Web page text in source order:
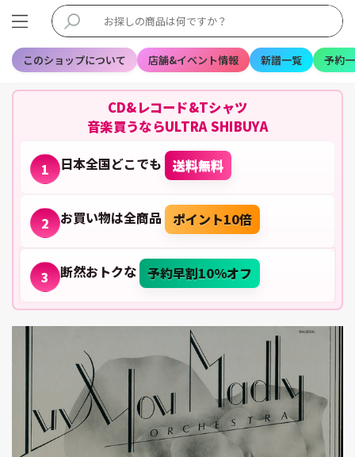
このショップについて 店舗&イベント情報 新譜一覧 予約
CD&レコード&Tシャツ
音楽買うならULTRA SHIBUYA
1 日本全国どこでも 送料無料
2 お買い物は全商品 ポイント10倍
3 断然おトクな 予約早割10%オフ